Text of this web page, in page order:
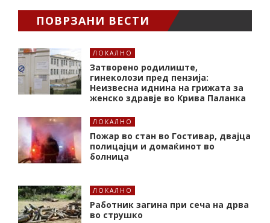
ПОВРЗАНИ ВЕСТИ
ЛОКАЛНО
Затворено родилиште,
гинеколози пред пензија:
Неизвесна иднина на грижата за
женско здравје во Крива Паланка
ЛОКАЛНО
Пожар во стан во Гостивар, двајца
полицајци и домаќинот во
болница
ЛОКАЛНО
Работник загина при сеча на дрва
во струшко